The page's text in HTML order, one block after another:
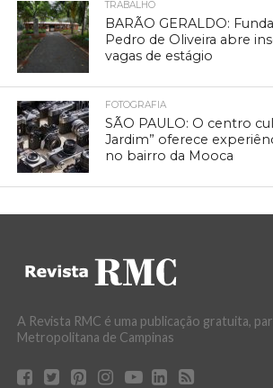
TRABALHO
BARÃO GERALDO:
Pedro de Oliveira abre
vagas de estágio
FOTOGRAFIA
SÃO PAULO: O centro
Jardim” oferece
no bairro da Mooca
A Revista RMC é uma publicação gratuita,
Metropolitana de Campinas